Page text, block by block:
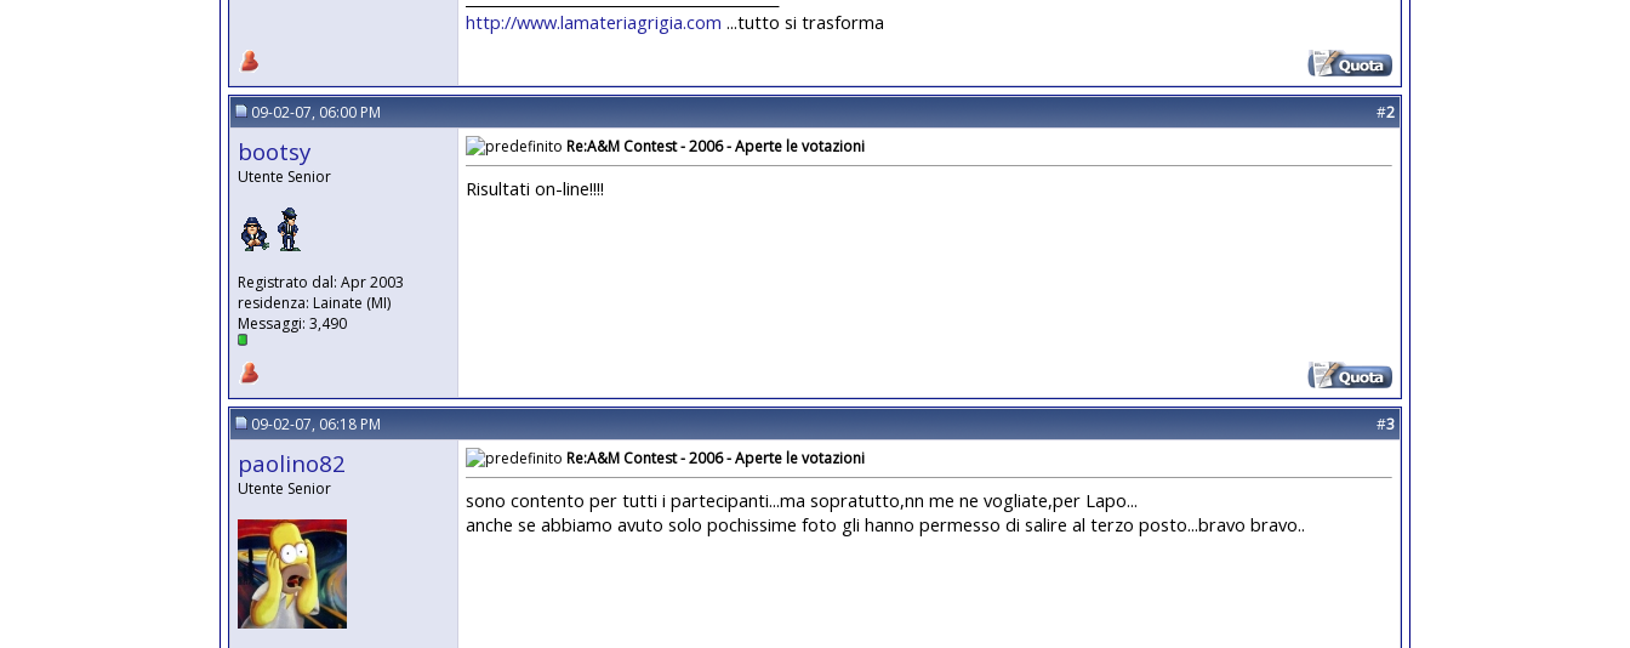
http://www.lamateriagrigia.com ...tutto si trasforma
09-02-07, 06:00 PM #2
bootsy
Utente Senior
Registrato dal: Apr 2003
residenza: Lainate (MI)
Messaggi: 3,490
Re:A&M Contest - 2006 - Aperte le votazioni
Risultati on-line!!!!
09-02-07, 06:18 PM #3
paolino82
Utente Senior
Re:A&M Contest - 2006 - Aperte le votazioni
sono contento per tutti i partecipanti...ma sopratutto,nn me ne vogliate,per Lapo...
anche se abbiamo avuto solo pochissime foto gli hanno permesso di salire al terzo posto...bravo bravo..